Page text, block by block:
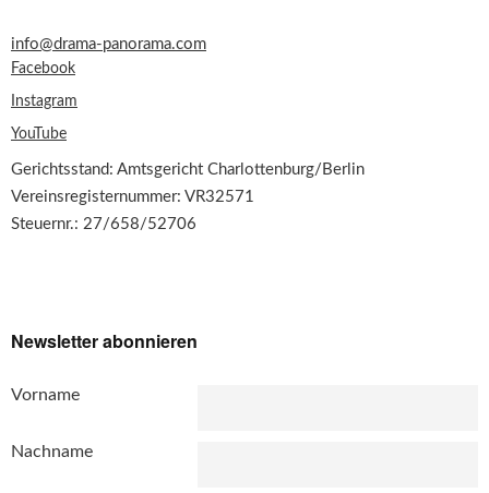
info@drama-panorama.com
Facebook
Instagram
YouTube
Gerichtsstand: Amtsgericht Charlottenburg/Berlin
Vereinsregisternummer: VR32571
Steuernr.: 27/658/52706
Newsletter abonnieren
Vorname
Nachname